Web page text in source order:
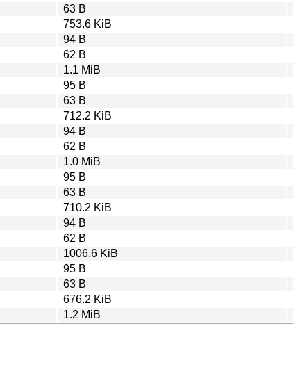
63 B
753.6 KiB
94 B
62 B
1.1 MiB
95 B
63 B
712.2 KiB
94 B
62 B
1.0 MiB
95 B
63 B
710.2 KiB
94 B
62 B
1006.6 KiB
95 B
63 B
676.2 KiB
1.2 MiB